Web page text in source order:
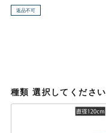
返品不可
種類 選択してください